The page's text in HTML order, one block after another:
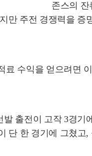
존스의 잔
만 주전 경쟁력을 증
수익을 얻으려면
출전이 고작 3경
단 한 경기에 그쳤